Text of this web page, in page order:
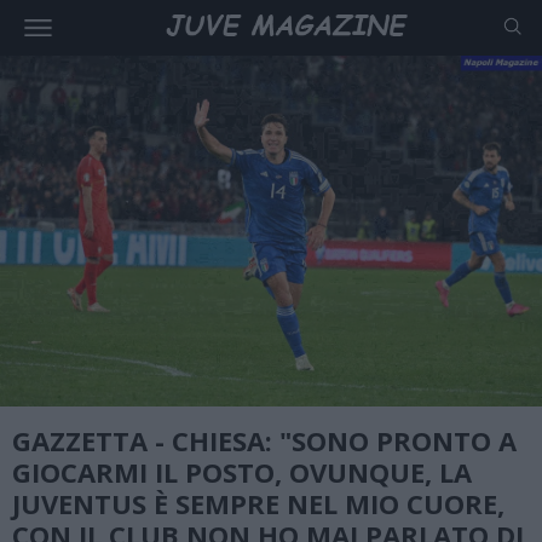
GAZZETTA - CHIESA: "SONO PRONTO A
GIOCARMI IL POSTO, OVUNQUE, LA
JUVENTUS È SEMPRE NEL MIO CUORE,